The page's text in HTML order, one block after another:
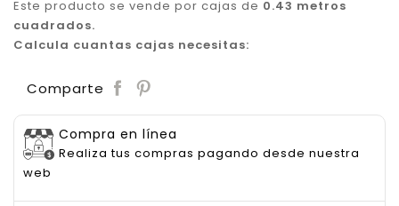
Este producto se vende por cajas de 0.43 metros
cuadrados.
Calcula cuantas cajas necesitas:
Comparte
Compra en línea
Realiza tus compras pagando desde nuestra
web